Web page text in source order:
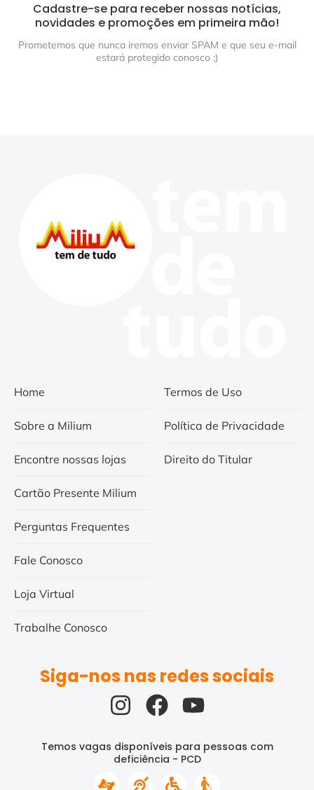
Cadastre-se para receber nossas notícias,
novidades e promoções em primeira mão!
Prometemos que nunca iremos enviar SPAM e que seu e-mail
estará protegido conosco ;)
Home
Sobre a Milium
Encontre nossas lojas
Cartão Presente Milium
Perguntas Frequentes
Fale Conosco
Loja Virtual
Trabalhe Conosco
Termos de Uso
Política de Privacidade
Direito do Titular
Siga-nos nas redes sociais
Temos vagas disponíveis para pessoas com
deficiência - PCD